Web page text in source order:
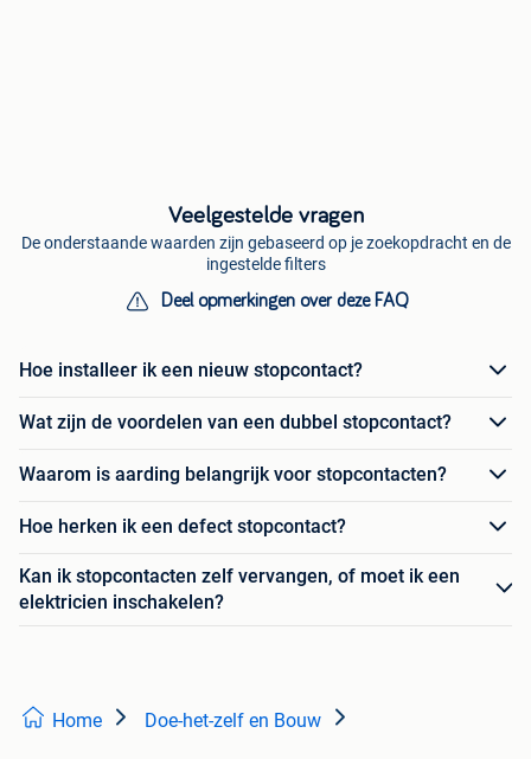
Veelgestelde vragen
De onderstaande waarden zijn gebaseerd op je zoekopdracht en de
ingestelde filters
Deel opmerkingen over deze FAQ
Hoe installeer ik een nieuw stopcontact?
Wat zijn de voordelen van een dubbel stopcontact?
Waarom is aarding belangrijk voor stopcontacten?
Hoe herken ik een defect stopcontact?
Kan ik stopcontacten zelf vervangen, of moet ik een
elektricien inschakelen?
Home Doe-het-zelf en Bouw